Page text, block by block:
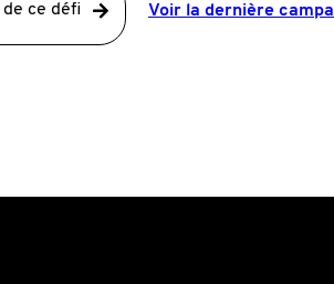
ce défi Voir la dernière